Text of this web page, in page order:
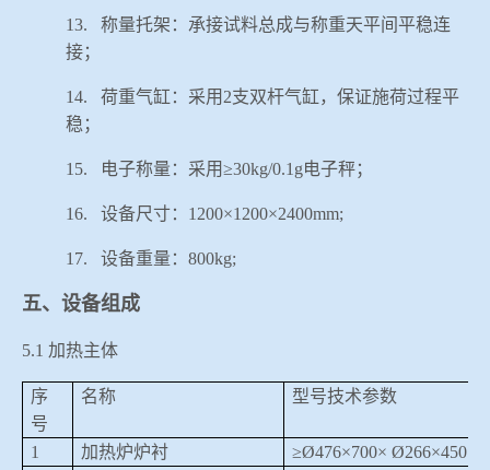
13. 称量托架：承接试料总成与称重天平间平稳连
接；
14. 荷重气缸：采用 2支双杆气缸，保证施荷过程平
稳；
15. 电子称量：采用≥30kg/0.1g电子秤；
16. 设备尺寸： 1200×1200×2400mm;
17. 设备重量： 800kg;
五、设备组成
5.1 加热主体
序
号
名称 型号技术参数
1 加热炉炉衬 ≥Ø476×700× Ø266×450